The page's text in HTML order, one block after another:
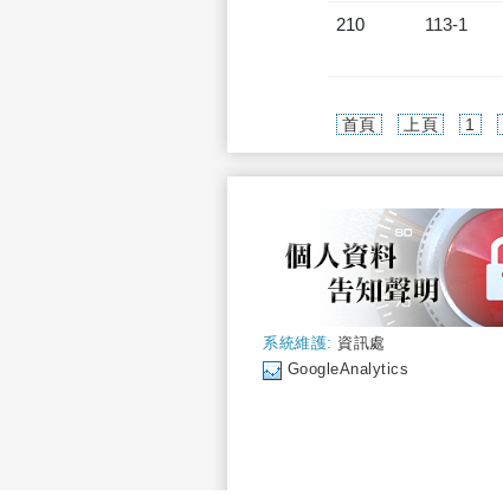
210 113-1
首頁 上頁 1
系統維護: 資訊處
GoogleAnalytics